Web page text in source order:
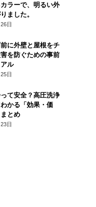
ラーで、明るい外
ました。
日
に外壁と屋根をチ
を防ぐための事前
ル
日
て安全？高圧洗浄
かる「効果・価
とめ
日